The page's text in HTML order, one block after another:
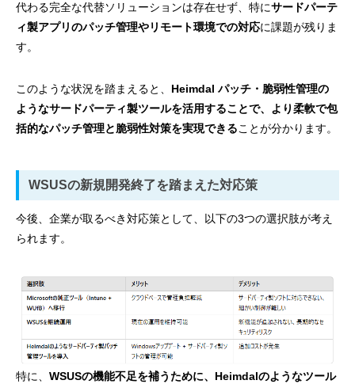
代わる完全な代替ソリューションは存在せず、特にサードパーテ
ィ製アプリのパッチ管理やリモート環境での対応に課題が残りま
す。
このような状況を踏まえると、 Heimdal パッチ・脆弱性管理の
ようなサードパーティ製ツールを活用することで、より柔軟で包
括的なパッチ管理と脆弱性対策を実現できることが分かります。
WSUSの新規開発終了を踏まえた対応策
今後、企業が取るべき対応策として、以下の3つの選択肢が考え
られます。
特に、 WSUSの機能不足を補うために、Heimdalのようなツール